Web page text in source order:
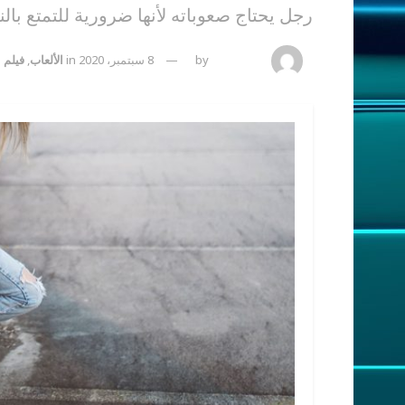
رجل يحتاج صعوباته لأنها ضرورية للتمتع
by 8 سبتمبر، 2020 in الألعاب, فيلم